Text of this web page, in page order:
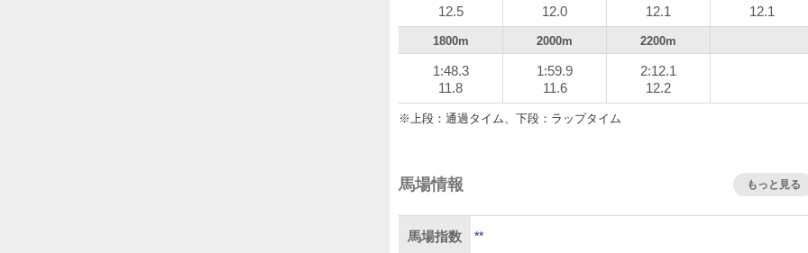
サイルが襲いかかる。最後はメイショウタバルがクロワデュノ
ールの追撃を凌いでゴール、史上3頭目の宝塚記念連覇を達成し
クロワデュノールはクビ差の2着で史上初の春古馬三冠なら
12.5
12.0
12.1
12.1
1800m 2000m 2200m
1:48.3
11.8
1:59.9
11.6
2:12.1
12.2
※上段：通過タイム、下段：ラップタイム
馬場情報 もっと見る
馬場指数 **